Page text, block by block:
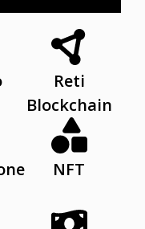
Reti
Blockchain
NFT